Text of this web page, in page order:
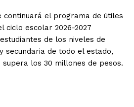
continuará el programa de útiles
ciclo escolar 2026-2027
de los niveles de
secundaria de todo el estado,
supera los 30 millones de pesos.